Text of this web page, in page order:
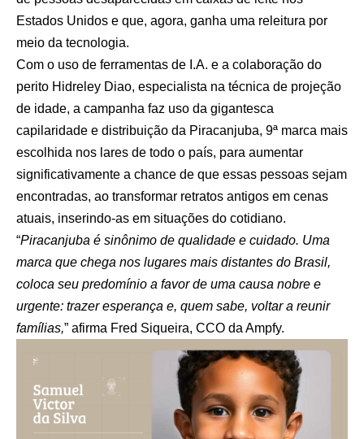
Estados Unidos e que, agora, ganha uma releitura por
meio da tecnologia.
Com o uso de ferramentas de I.A. e a colaboração do
perito Hidreley Diao, especialista na técnica de projeção
de idade, a campanha faz uso da gigantesca
capilaridade e distribuição da Piracanjuba, 9ª marca mais
escolhida nos lares de todo o país, para aumentar
significativamente a chance de que essas pessoas sejam
encontradas, ao transformar retratos antigos em cenas
atuais, inserindo-as em situações do cotidiano.
“Piracanjuba é sinônimo de qualidade e cuidado. Uma
marca que chega nos lugares mais distantes do Brasil,
coloca seu predomínio a favor de uma causa nobre e
urgente: trazer esperança e, quem sabe, voltar a reunir
famílias,” afirma Fred Siqueira, CCO da Ampfy.